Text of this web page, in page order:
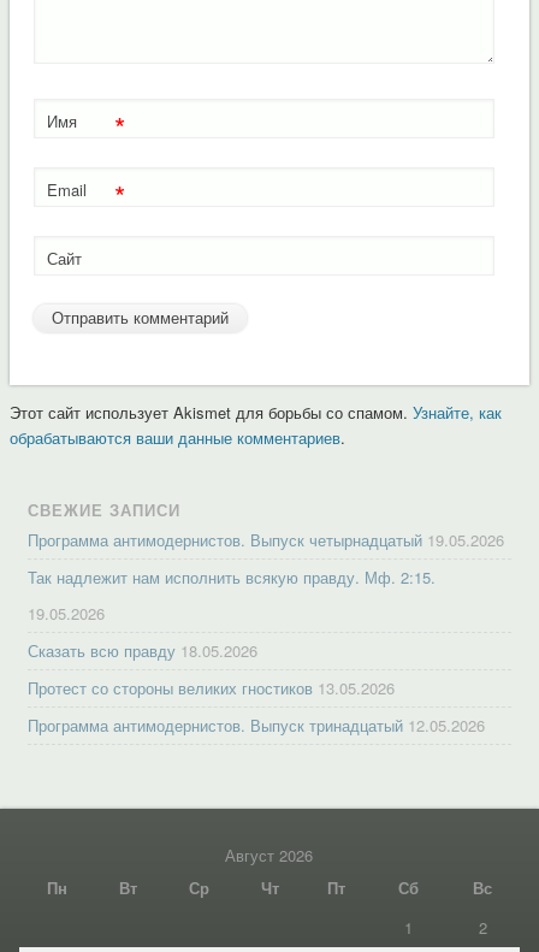
Имя *
Email *
Сайт
Этот сайт использует Akismet для борьбы со спамом. Узнайте, как
обрабатываются ваши данные комментариев.
СВЕЖИЕ ЗАПИСИ
Программа антимодернистов. Выпуск четырнадцатый 19.05.2026
Так надлежит нам исполнить всякую правду. Мф. 2:15.
19.05.2026
Сказать всю правду 18.05.2026
Протест со стороны великих гностиков 13.05.2026
Программа антимодернистов. Выпуск тринадцатый 12.05.2026
Август 2026
Пн
Вт Ср Чт Пт Сб
Вс
1
2